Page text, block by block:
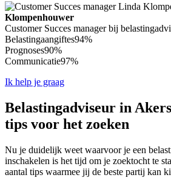
Klompenhouwer
Customer Succes manager bij
Belastingaangiftes94%
Prognoses90%
Communicatie97%
Ik help je graag
Belastingadviseur in
tips voor het zoeken
Nu je duidelijk weet waarvoor je een
inschakelen is het tijd om je zoektocht te
aantal tips waarmee jij de beste partij kan